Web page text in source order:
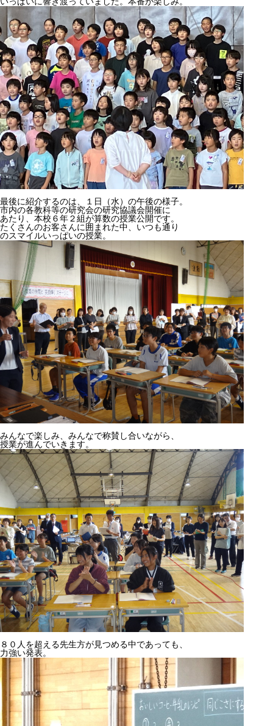
最後に紹介するのは、１日（水）の午後の様子。
市内の各教科等の研究会の研究協議会開催に
あたり、本校６年２組が算数の授業公開です。
たくさんのお客さんに囲まれた中、いつも通り
のスマイルいっぱいの授業。
みんなで楽しみ、みんなで称賛し合いながら、
授業が進んでいきます。
８０人を超える先生方が見つめる中であっても、
力強い発表。